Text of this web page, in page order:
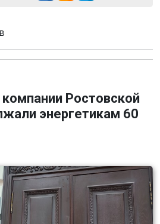
Ростовской
энергетикам 60